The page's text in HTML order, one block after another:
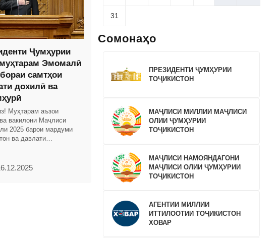
Ҷумҳурии
Эмомалӣ
самтҳои
дохилӣ ва
Муҳтарам аъзои
вакилони Маҷлиси
2025 барои мардуми
ва давлати
31
Сомонаҳо
ПРЕЗИДЕНТИ ҶУМҲУРИИ
ТОҶИКИСТОН
МАҶЛИСИ МИЛЛИИ МАҶЛИСИ
ОЛИИ ҶУМҲУРИИ
ТОҶИКИСТОН
МАҶЛИСИ НАМОЯНДАГОНИ
МАҶЛИСИ ОЛИИ ҶУМҲУРИИ
ТОҶИКИСТОН
АГЕНТИИ МИЛЛИИ
ИТТИЛООТИИ ТОҶИКИСТОН
ХОВАР